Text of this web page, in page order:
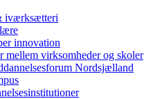
iværksætteri
innovation
mellem virksomheder og skoler
Nordsjælland